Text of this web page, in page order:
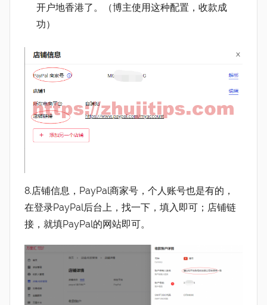
开户地香港了。（博主使用这种配置，收款成
功）
8.店铺信息，PayPal商家号，个人账号也是有的，
在登录PayPal后台上，找一下，填入即可；店铺链
接，就填PayPal的网站即可。